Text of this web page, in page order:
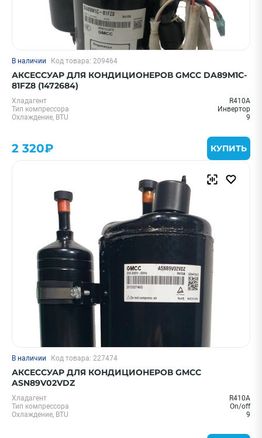
В наличии Код товара: 209464
АКСЕССУАР ДЛЯ КОНДИЦИОНЕРОВ GMCC DA89M1C-
81FZ8 (1472684)
Хладагент
R410A
Тип компрессора
Инвертор
Охлаждение, BTU
9
2 320₽ КУПИТЬ
В наличии Код товара: 227474
АКСЕССУАР ДЛЯ КОНДИЦИОНЕРОВ GMCC
ASN89V02VDZ
Хладагент
R410A
Тип компрессора
On/off
Охлаждение, BTU
9